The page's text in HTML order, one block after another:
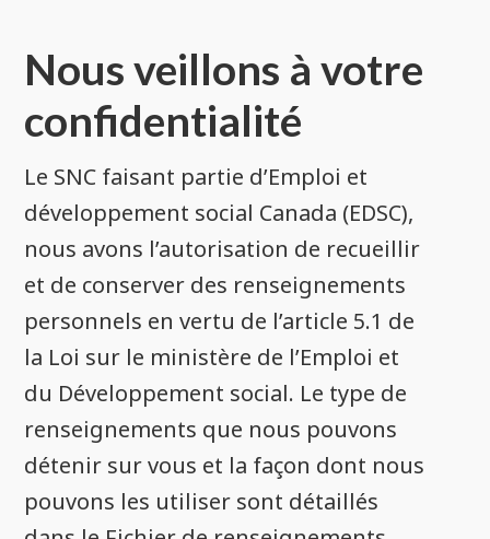
Nous veillons à votre
confidentialité
Le SNC faisant partie d’Emploi et
développement social Canada (EDSC),
nous avons l’autorisation de recueillir
et de conserver des renseignements
personnels en vertu de l’article 5.1 de
la Loi sur le ministère de l’Emploi et
du Développement social. Le type de
renseignements que nous pouvons
détenir sur vous et la façon dont nous
pouvons les utiliser sont détaillés